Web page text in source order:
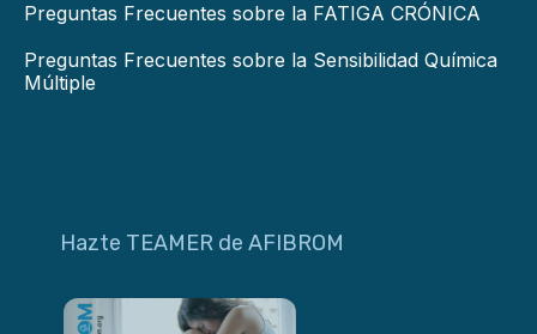
Preguntas Frecuentes sobre la FATIGA CRÓNICA
Preguntas Frecuentes sobre la Sensibilidad Química
Múltiple
Hazte TEAMER de AFIBROM